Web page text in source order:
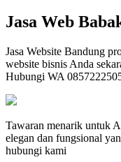
Jasa Web
Jasa Website Bandung
website bisnis Anda
Hubungi WA
Tawaran menarik untuk
elegan dan fungsional
hubungi kami